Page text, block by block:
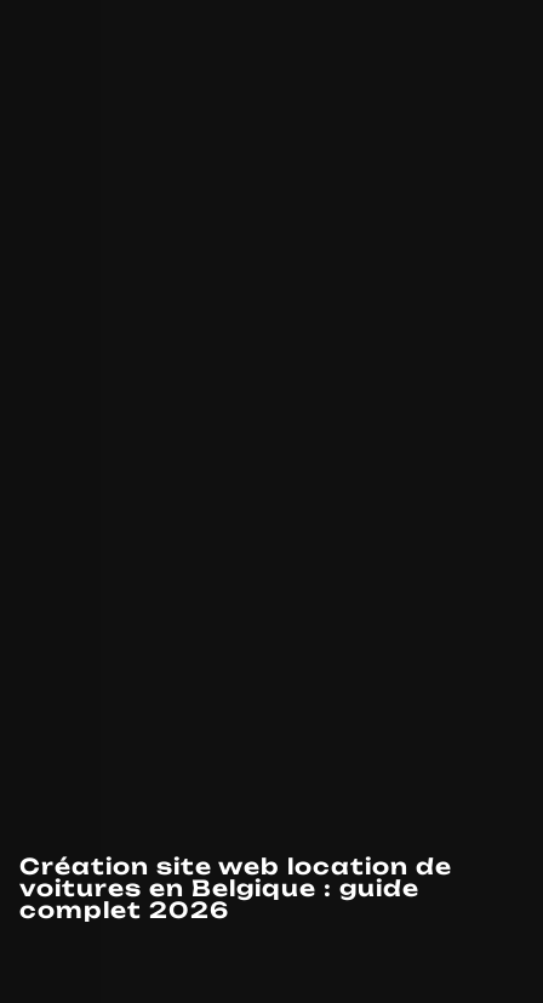
Création site web location de
voitures en Belgique : guide
complet 2026